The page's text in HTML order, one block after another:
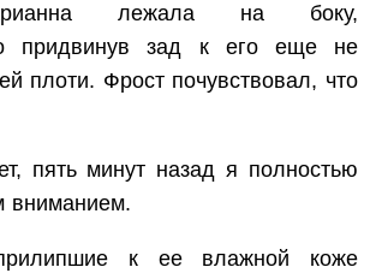
лежала на боку,
придвинув зад к его еще не
плоти. Фрост почувствовал, что
пять минут назад я полностью
вниманием.
к ее влажной коже